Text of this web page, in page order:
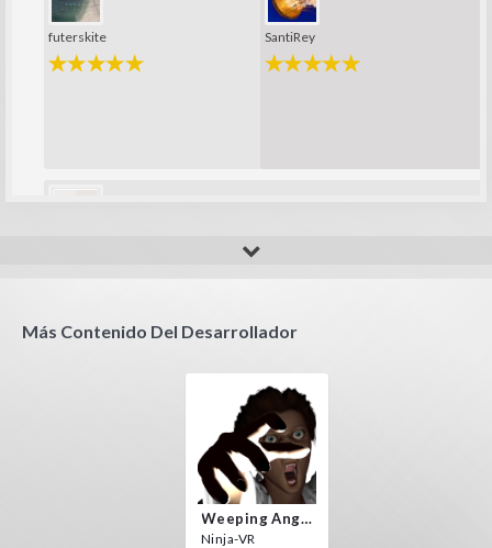
futerskite SantiRey
Más Contenido Del Desarrollador
Weeping Angels VR
Ninja-VR